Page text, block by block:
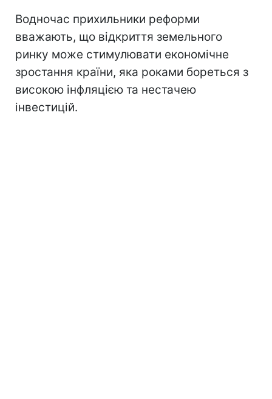
Водночас прихильники реформи
вважають, що відкриття земельного
ринку може стимулювати економічне
зростання країни, яка роками бореться з
високою інфляцією та нестачею
інвестицій.